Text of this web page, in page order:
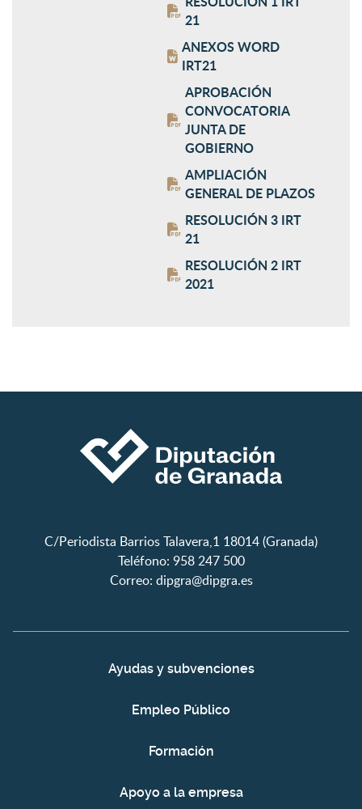
21
ANEXOS WORD
IRT21
APROBACIÓN
CONVOCATORIA
JUNTA DE
GOBIERNO
AMPLIACIÓN
GENERAL DE PLAZOS
RESOLUCIÓN 3 IRT
21
RESOLUCIÓN 2 IRT
2021
C/Periodista Barrios Talavera,1 18014 (Granada)
Teléfono: 958 247 500
Correo: dipgra@dipgra.es
Ayudas y subvenciones
Empleo Público
Formación
Apoyo a la empresa